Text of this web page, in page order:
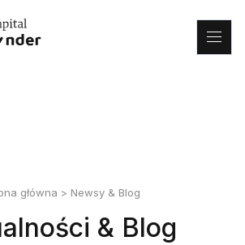
główna > Newsy & Blog
& Blog